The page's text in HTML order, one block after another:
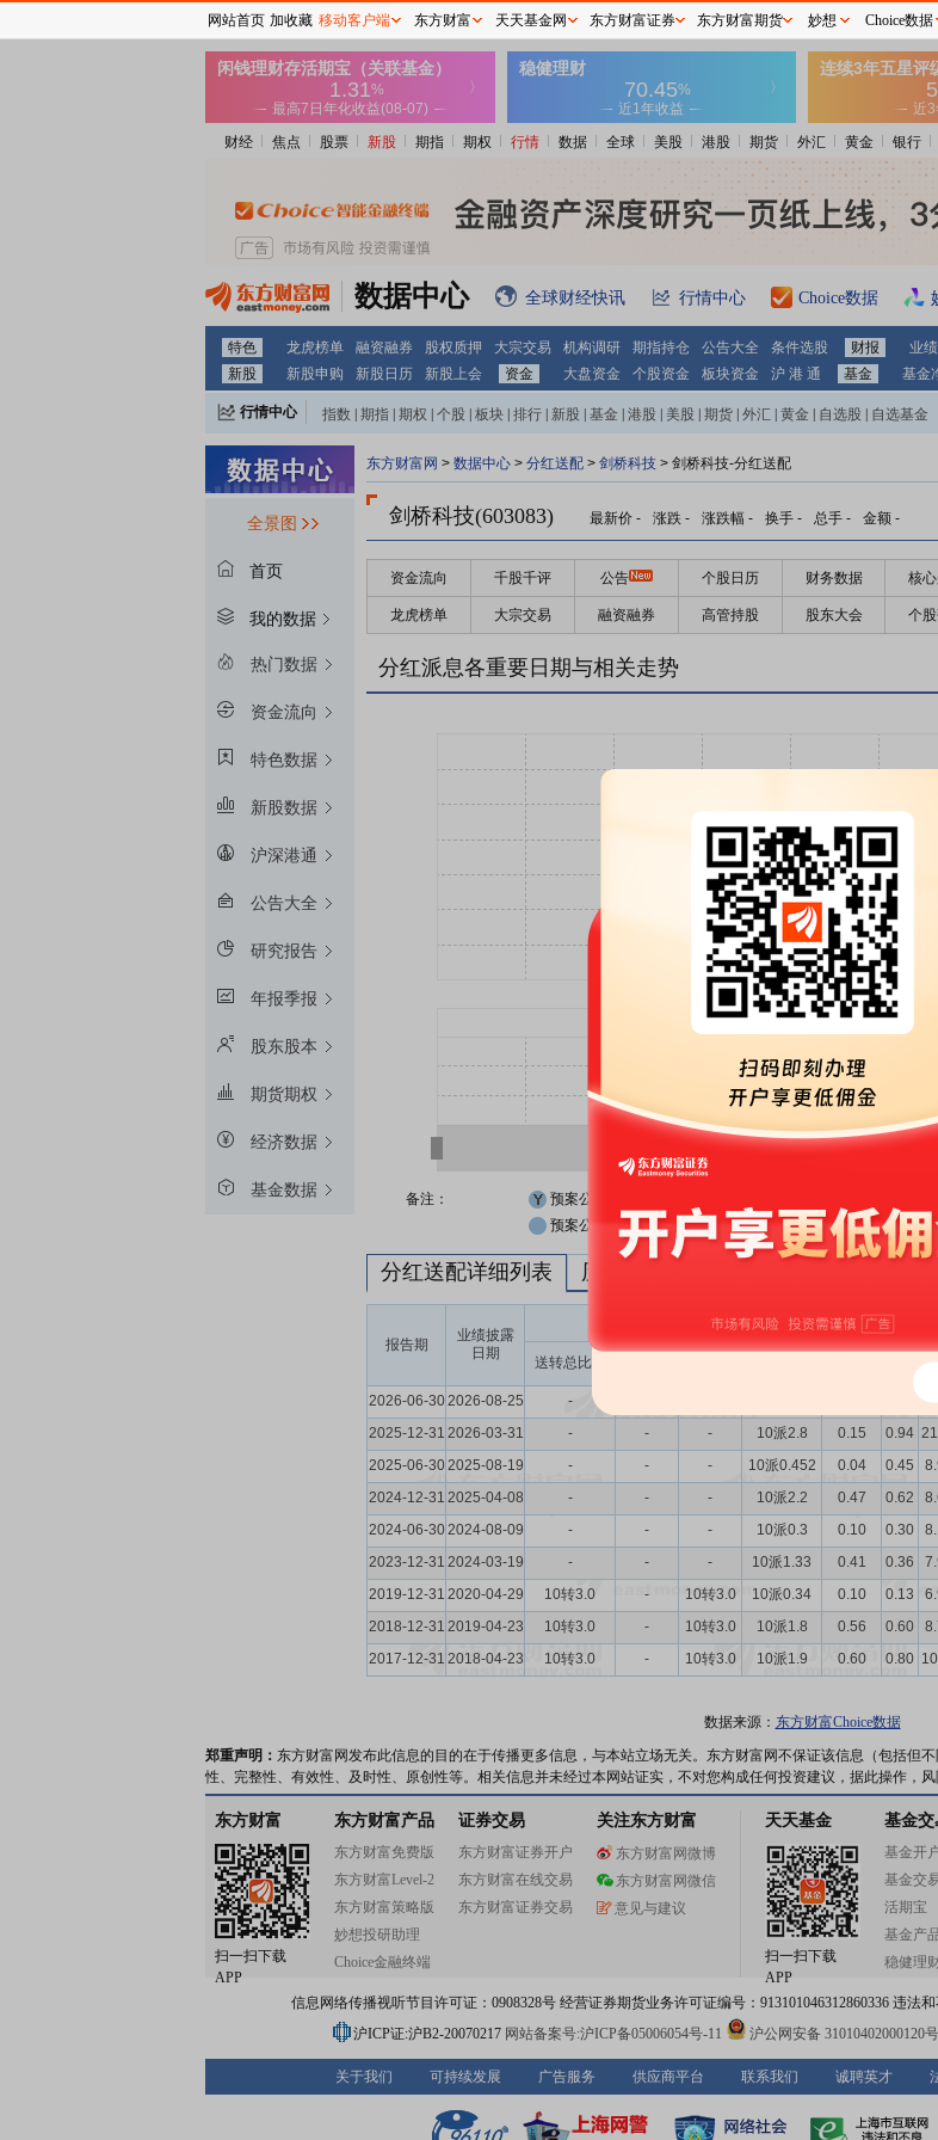
财经 焦点 股票 新股 期指 期权 行情 数据 全球 美股 港股 期货 外汇 黄金 银行
数据中心 全球财经快讯 行情中心 Choice数据
特色 龙虎榜单 融资融券 股权质押 大宗交易 机构调研 期指持仓 公告大全 条件选股 财报 业
新股
新股申购 新股日历 新股上会 资金 大盘资金 个股资金 板块资金 沪 港 通 基金 基金
行情中心 指数 期指 期权 个股 板块 排行 新股 基金 港股 美股 期货 外汇 黄金 自选股 自选基金
全景图
首页
我的数据
热门数据
资金流向
特色数据
新股数据
沪深港通
公告大全
研究报告
年报季报
股东股本
期货期权
经济数据
基金数据
东方财富网 > 数据中心 > 分红送配 > 剑桥科技 > 剑桥科技-分红送配
剑桥科技(603083) 最新价 - 涨跌 - 涨跌幅 - 换手 - 总手 - 金额 -
资金流向 千股千评 公告 个股日历 财务数据 核
龙虎榜单 大宗交易 融资融券 高管持股 股东大会 个
分红派息各重要日期与相关走势
备注： 预案公布日
预案公布日前一交易日
股权登记日前一交易日
分红送配详细列表 历次分红派息与涨跌幅表现
报告期
业绩披露
日期
现金分红
每股
收益
产
送转总比例
现金分红比
股息率
2026-06-302026-08-25 -
2025-12-31 2026-03-31 - - - 10派2.8 0.15 0.94
2025-06-302025-08-19 - - - 10派0.452 0.04 0.45
2024-12-31 2025-04-08 - - - 10派2.2 0.47 0.62
2024-06-302024-08-09 - - - 10派0.3 0.10 0.30
2023-12-31 2024-03-19 - - - 10派1.33 0.41 0.36
2019-12-31 2020-04-29 10转3.0 - 10转3.0 10派0.34 0.10 0.13
2018-12-31 2019-04-23 10转3.0 - 10转3.0 10派1.8 0.56 0.60
2017-12-31 2018-04-23 10转3.0 - 10转3.0 10派1.9 0.60 0.80
数据来源： 东方财富Choice数据
郑重声明： 东方财富网发布此信息的目的在于传播更多信息，与本站立场无关。东方财富网不保证该信息（包括但
性、完整性、有效性、及时性、原创性等。相关信息并未经过本网站证实，不对您构成任何投资建议，据此操作，风
东方财富
扫一扫下载
APP
东方财富产品
东方财富免费版
东方财富Level-2
东方财富策略版
妙想投研助理
Choice金融终端
证券交易
东方财富证券开户
东方财富在线交易
东方财富证券交易
关注东方财富
东方财富网微博
东方财富网微信
意见与建议
天天基金
扫一扫下载
APP
基金交
基金开
基金交
活期宝
基金产
稳健理
信息网络传播视听节目许可证：0908328号 经营证券期货业务许可证编号：913101046312860336 违法
沪ICP证:沪B2-20070217 网站备案号:沪ICP备05006054号-11 沪公网安备 31010402000120号
关于我们 可持续发展 广告服务 供应商平台 联系我们 诚聘英才
网站首页 加收藏 移动客户端 东方财富 天天基金网 东方财富证券 东方财富期货 妙想 Choice数据